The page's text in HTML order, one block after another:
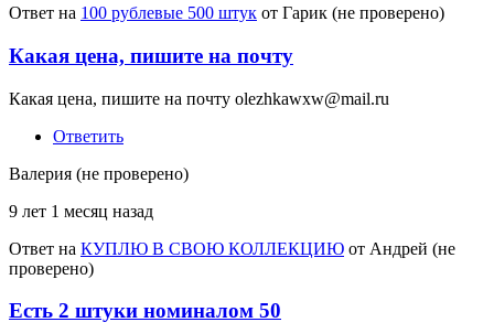
Ответ на 100 рублевые 500 штук от Гарик (не проверено)
Какая цена, пишите на почту
Какая цена, пишите на почту olezhkawxw@mail.ru
Ответить
Валерия (не проверено)
9 лет 1 месяц назад
Ответ на КУПЛЮ В СВОЮ КОЛЛЕКЦИЮ от Андрей (не
проверено)
Есть 2 штуки номиналом 50